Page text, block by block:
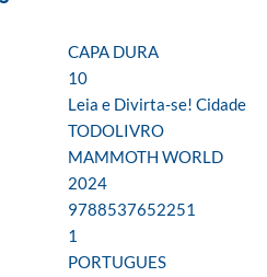
CAPA DURA
10
Leia e Divirta-se! Cidade
TODOLIVRO
MAMMOTH WORLD
2024
9788537652251
1
PORTUGUES